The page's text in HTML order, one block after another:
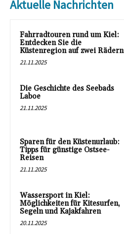
Aktuelle Nachrichten
Fahrradtouren rund um Kiel:
Entdecken Sie die
Küstenregion auf zwei Rädern
21.11.2025
Die Geschichte des Seebads
Laboe
21.11.2025
Sparen für den Küstenurlaub:
Tipps für günstige Ostsee-
Reisen
21.11.2025
Wassersport in Kiel:
Möglichkeiten für Kitesurfen,
Segeln und Kajakfahren
20.11.2025